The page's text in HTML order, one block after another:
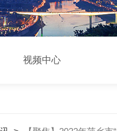
视频中心